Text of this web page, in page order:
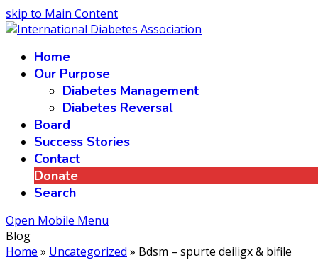
skip to Main Content
Home
Our Purpose
Diabetes Management
Diabetes Reversal
Board
Success Stories
Contact
Donate
Search
Open Mobile Menu
Blog
Home » Uncategorized » Bdsm – spurte deiligx & bifile